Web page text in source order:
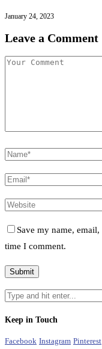
January 24, 2023
Leave a Comment
Save my name,
time I comment.
Keep in Touch
Facebook Instagram Pinterest